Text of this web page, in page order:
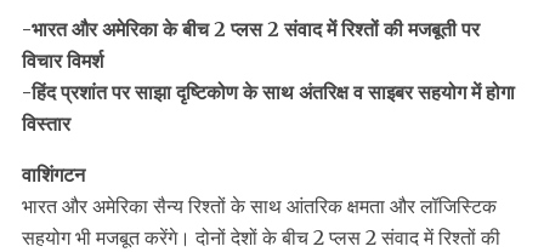
-भारत और अमेरिका के बीच 2 प्लस 2 संवाद में रिश्तों की मजबूती पर
विचार विमर्श
-हिंद प्रशांत पर साझा दृष्टिकोण के साथ अंतरिक्ष व साइबर सहयोग में होगा
विस्तार
वाशिंगटन
भारत और अमेरिका सैन्य रिश्तों के साथ आंतरिक क्षमता और लॉजिस्टिक
सहयोग भी मजबूत करेंगे। दोनों देशों के बीच 2 प्लस 2 संवाद में रिश्तों की